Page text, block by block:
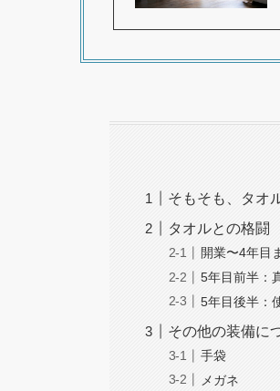
そもそも、タオ
タオルとの格闘
開業〜4年目
5年目前半：
5年目後半：
その他の装備に
手袋
メガネ